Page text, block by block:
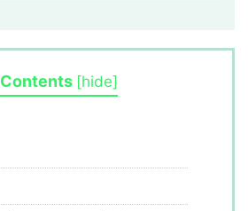
Contents [hide]